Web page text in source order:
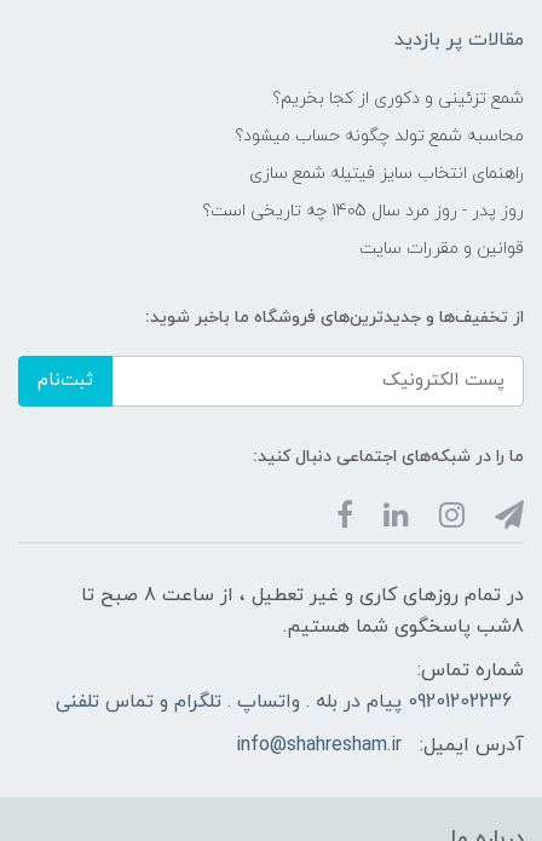
مقالات پر بازدید
شمع تزئینی و دکوری از کجا بخریم؟
محاسبه شمع تولد چگونه حساب میشود؟
راهنمای انتخاب سایز فیتیله شمع سازی
روز پدر - روز مرد سال 1405 چه تاریخی است؟
قوانین و مقررات سایت
از تخفیف‌ها و جدیدترین‌های فروشگاه ما باخبر شوید:
ثبت‌نام
ما را در شبکه‌های اجتماعی دنبال کنید:
در تمام روزهای کاری و غیر تعطیل ، از ساعت 8 صبح تا
8شب پاسخگوی شما هستیم.
شماره تماس:
09201202236 پیام در بله . واتساپ . تلگرام و تماس تلفنی
آدرس ایمیل:
info@shahresham.ir